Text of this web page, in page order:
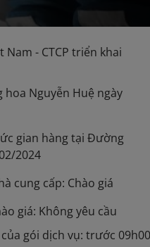
- CTCP triển khai
Nguyễn Huệ ngày
gian hàng tại Đường
2024
cấp: Chào giá
giá: Không yêu cầu
gói dịch vụ: trước 09h00